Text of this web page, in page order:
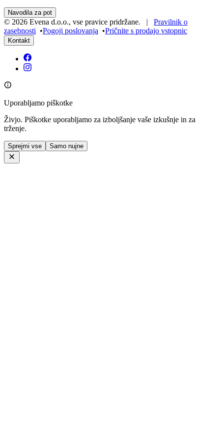
Navodila za pot
© 2026 Evena d.o.o., vse pravice pridržane. | Pravilnik o
zasebnosti •Pogoji poslovanja •Pričnite s prodajo vstopnic
Kontakt
Uporabljamo piškotke
Živjo. Piškotke uporabljamo za izboljšanje vaše izkušnje in za
trženje.
Sprejmi vse Samo nujne